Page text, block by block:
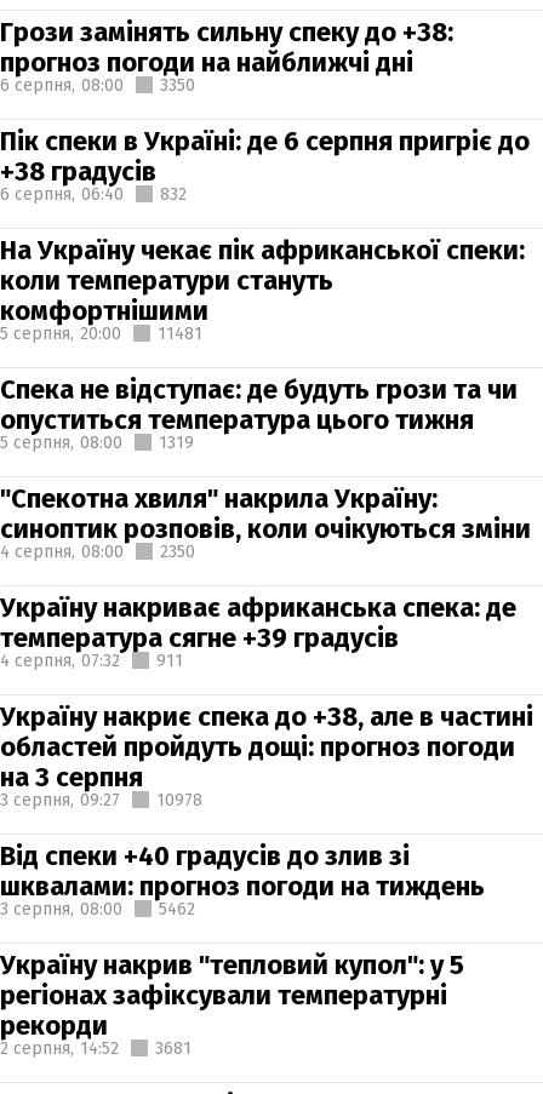
Грози замінять сильну спеку до +38:
прогноз погоди на найближчі дні
6 серпня, 08:00 3350
Пік спеки в Україні: де 6 серпня пригріє до
+38 градусів
6 серпня, 06:40 832
На Україну чекає пік африканської спеки:
коли температури стануть
комфортнішими
5 серпня, 20:00 11481
Спека не відступає: де будуть грози та чи
опуститься температура цього тижня
5 серпня, 08:00 1319
"Спекотна хвиля" накрила Україну:
синоптик розповів, коли очікуються зміни
4 серпня, 08:00 2350
Україну накриває африканська спека: де
температура сягне +39 градусів
4 серпня, 07:32 911
Україну накриє спека до +38, але в частині
областей пройдуть дощі: прогноз погоди
на 3 серпня
3 серпня, 09:27 10978
Від спеки +40 градусів до злив зі
шквалами: прогноз погоди на тиждень
3 серпня, 08:00 5462
Україну накрив "тепловий купол": у 5
регіонах зафіксували температурні
рекорди
2 серпня, 14:52 3681